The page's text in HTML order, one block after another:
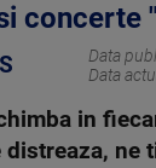
concerte
Data
Data
in
ne